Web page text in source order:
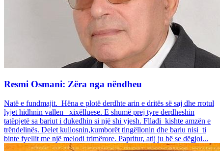
Resmi Osmani: Zëra nga nëndheu
Natë e fundmajit. Hëna e plotë derdhte arin e dritës së saj dhe rrotul
lyjet hidhnin vallen xixëlluese. E shumë prej tyre derdheshin
tatëpjetë sa bariut i dukedhin si një shi yjesh. Flladi kishte amzën e
trëndelinës. Delet kullosnin,kumborët tingëllonin dhe bariu nisi ti
binte fyellit me një melodi trimërore. Papritur, atij ju bë se dëgjoi...